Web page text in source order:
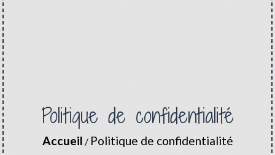
Politique de confidentialité
Accueil / Politique de confidentialité